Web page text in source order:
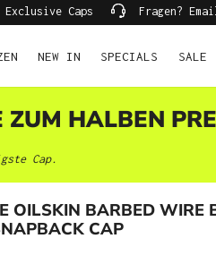
Caps Fragen?
NEW IN SPECIALS SALE
ZUM HALBEN
Cap.
OILSKIN BARBED WIRE
CAP